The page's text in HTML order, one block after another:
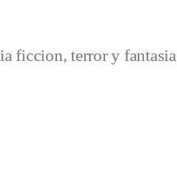
ficcion, terror y fantasia